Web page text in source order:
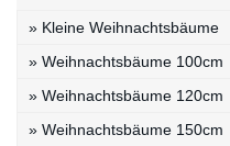
» Kleine Weihnachtsbäume
» Weihnachtsbäume 100cm
» Weihnachtsbäume 120cm
» Weihnachtsbäume 150cm